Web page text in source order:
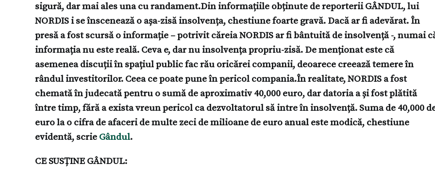
sigură, dar mai ales una cu randament.Din informațiile obținute de reporterii GÂNDUL, lui
NORDIS i se înscenează o așa-zisă insolvența, chestiune foarte gravă. Dacă ar fi adevărat. În
presă a fost scursă o informație – potrivit căreia NORDIS ar fi bântuită de insolvență -, numai
informația nu este reală. Ceva e, dar nu insolvența propriu-zisă. De menționat este că
asemenea discuții în spațiul public fac rău oricărei companii, deoarece creează temere în
rândul investitorilor. Ceea ce poate pune în pericol compania.În realitate, NORDIS a fost
chemată în judecată pentru o sumă de aproximativ 40,000 euro, dar datoria a și fost plătită
între timp, fără a exista vreun pericol ca dezvoltatorul să intre în insolvență. Suma de 40,000
euro la o cifra de afaceri de multe zeci de milioane de euro anual este modică, chestiune
evidentă, scrie Gândul.
CE SUSȚINE GÂNDUL: